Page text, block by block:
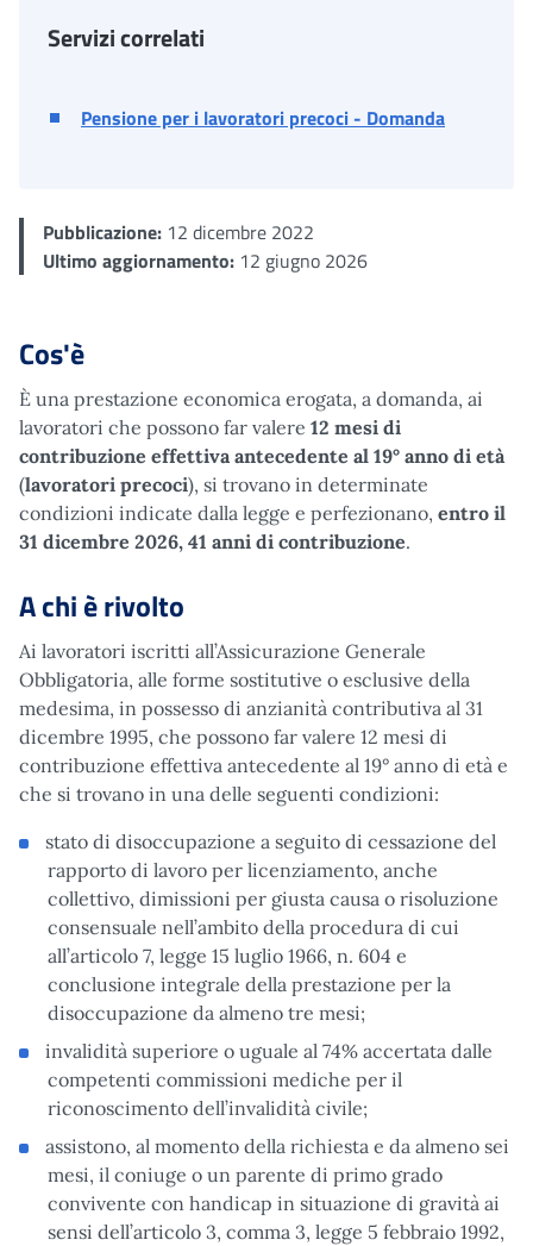
Pubblicazione: 12 dicembre 2022
Ultimo aggiornamento: 12 giugno 2026
Cos'è
È una prestazione economica erogata, a domanda, ai
lavoratori che possono far valere 12 mesi di
contribuzione effettiva antecedente al 19° anno di età
(lavoratori precoci), si trovano in determinate
condizioni indicate dalla legge e perfezionano, entro il
31 dicembre 2026, 41 anni di contribuzione.
A chi è rivolto
Ai lavoratori iscritti all’Assicurazione Generale
Obbligatoria, alle forme sostitutive o esclusive della
medesima, in possesso di anzianità contributiva al 31
dicembre 1995, che possono far valere 12 mesi di
contribuzione effettiva antecedente al 19° anno di età e
che si trovano in una delle seguenti condizioni:
stato di disoccupazione a seguito di cessazione del
rapporto di lavoro per licenziamento, anche
collettivo, dimissioni per giusta causa o risoluzione
consensuale nell’ambito della procedura di cui
all’articolo 7, legge 15 luglio 1966, n. 604 e
conclusione integrale della prestazione per la
disoccupazione da almeno tre mesi;
invalidità superiore o uguale al 74% accertata dalle
competenti commissioni mediche per il
riconoscimento dell’invalidità civile;
assistono, al momento della richiesta e da almeno sei
mesi, il coniuge o un parente di primo grado
convivente con handicap in situazione di gravità ai
sensi dell’articolo 3, comma 3, legge 5 febbraio 1992,
Servizi correlati
Pensione per i lavoratori precoci - Domanda